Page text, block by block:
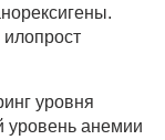
уровня
уровень анемии